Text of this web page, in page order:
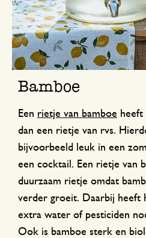
Bamboe
Een rietje van bamboe heeft
dan een rietje van rvs.
bijvoorbeeld leuk in een
een cocktail. Een rietje van
duurzaam rietje omdat
verder groeit. Daarbij heeft
extra water of pesticiden
Ook is bamboe sterk en